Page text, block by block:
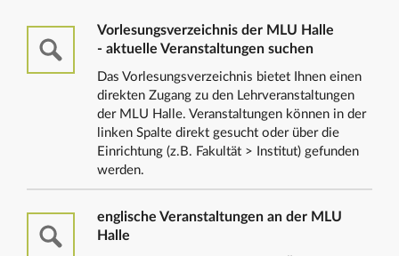
Vorlesungsverzeichnis der MLU Halle
- aktuelle Veranstaltungen suchen
Das Vorlesungsverzeichnis bietet Ihnen einen
direkten Zugang zu den Lehrveranstaltungen
der MLU Halle. Veranstaltungen können in der
linken Spalte direkt gesucht oder über die
Einrichtung (z.B. Fakultät > Institut) gefunden
werden.
englische Veranstaltungen an der MLU
Halle